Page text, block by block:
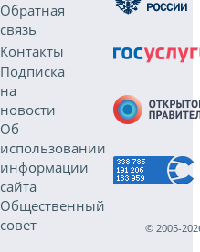
Обратная
связь
Контакты
Подписка
на
новости
Об
использовании
информации
сайта
Общественный
совет
© 2005-